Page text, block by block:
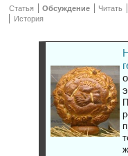
Статья Обсуждение Читать
История